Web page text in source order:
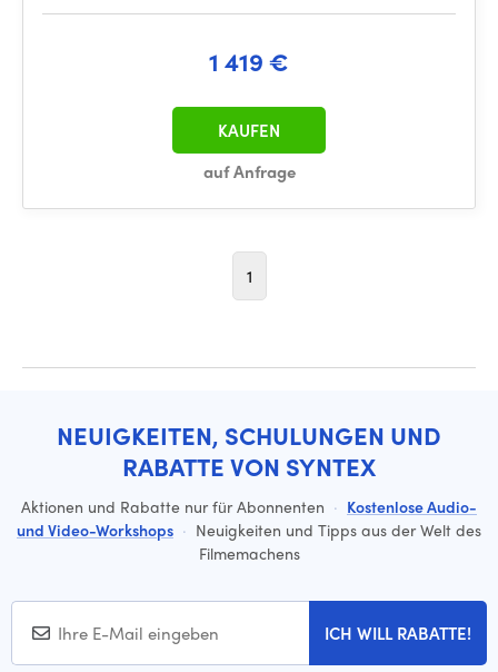
1 419 €
auf Anfrage
KAUFEN
1
NEUIGKEITEN, SCHULUNGEN UND
RABATTE VON SYNTEX
Aktionen und Rabatte nur für Abonnenten · Kostenlose Audio-
und Video-Workshops · Neuigkeiten und Tipps aus der Welt des
Filmemachens
ICH WILL RABATTE!